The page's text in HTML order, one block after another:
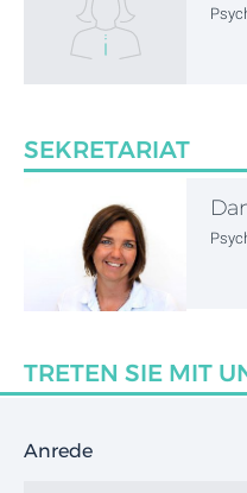
SEKRETARIAT
TRETEN SIE MIT
Anrede